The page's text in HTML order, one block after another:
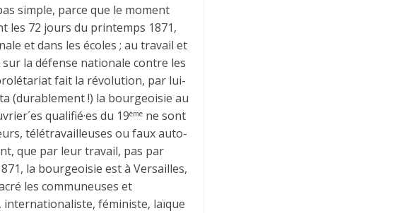
simple, parce que le moment
les 72 jours du printemps 1871,
et dans les écoles ; au travail et
la défense nationale contre les
fait la révolution, par lui-
(durablement !) la bourgeoisie au
qualifié·es du 19ème ne sont
télétravailleuses ou faux auto-
que par leur travail, pas par
la bourgeoisie est à Versailles,
les communeuses et
internationaliste, féministe, laïque